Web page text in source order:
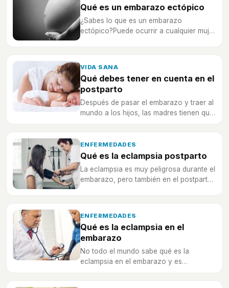
Qué es un embarazo ectópico
¿Sabes lo que es un embarazo
ectópico?Puede ocurrir a cualquier mujer
VIDA SANA
Qué debes tener en cuenta en el
postparto
Después de pasar el embarazo y traer al
mundo a los hijos, las madres tienen que
tan importante?
ENFERMEDADES
Qué es la eclampsia postparto
La eclampsia es muy peligrosa durante el
embarazo, pero también en el postparto.
ENFERMEDADES
Qué es la eclampsia en el
embarazo
No todo el mundo sabe qué es la
eclampsia en el embarazo y es